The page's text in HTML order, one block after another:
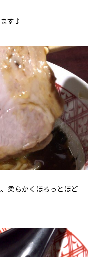
す♪
柔らかくほろっとほど